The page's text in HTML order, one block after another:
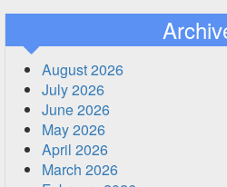
August 2026
July 2026
June 2026
May 2026
April 2026
March 2026